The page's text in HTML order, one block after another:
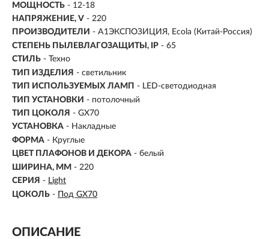
МОЩНОСТЬ - 12-18
НАПРЯЖЕНИЕ, V - 220
ПРОИЗВОДИТЕЛИ - A1ЭКСПОЗИЦИЯ, Ecola (Китай-Россия)
СТЕПЕНЬ ПЫЛЕВЛАГОЗАЩИТЫ, IP - 65
СТИЛЬ - Техно
ТИП ИЗДЕЛИЯ - светильник
ТИП ИСПОЛЬЗУЕМЫХ ЛАМП - LED-светодиодная
ТИП УСТАНОВКИ - потолочный
ТИП ЦОКОЛЯ - GX70
УСТАНОВКА - Накладные
ФОРМА - Круглые
ЦВЕТ ПЛАФОНОВ И ДЕКОРА - белый
ШИРИНА, ММ - 220
СЕРИЯ - Light
ЦОКОЛЬ - Под GX70
ОПИСАНИЕ